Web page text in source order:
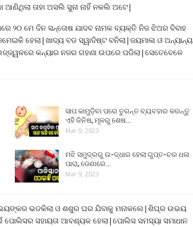
ଆଣିଥିଲା ତାହା ଅସଲି ସୁନା ନାହିଁ ନକଲି ଅଟେ|
୨୦ ମେ ଦିନ ସନ୍ତୋଷ ଯାଦବ ନାମକ ବ୍ୟକ୍ତି ନିଜ ଝିଅର ବିବାହ
ହେଲା|ଖାଦ୍ୟ ବଡ ସ୍ୱାଦିଷ୍ଟ ବନିଲା|ଜୟମାଳା ଓ ଅନ୍ୟାନ୍ୟ
କନ୍ୟାର ନଜର ଗହଣା ଉପରେ ପଡିଲା|ସେତେବେଳେ
ସାପ କାମୁଡ଼ିବା ପରେ ତୁରନ୍ତ ବ୍ୟବହାର କରନ୍ତୁ
ଏହି ଜିନିଷ, ମୂଳରୁ ଶେଷ…
Mar 9, 2023
ମଝି ସମୁଦ୍ରରୁ ଉ-ଦ୍ଧାର ହେଲା ଗୁପ୍ତ-ଚର ଧଳା
ପାରା, ଡେଣାରେ…
Mar 9, 2023
ଭୟଙ୍କର ଭଡକିଲା ଓ ଶଶୁର ଘର ଯିବାକୁ ମନାକଲେ|ଶିଘ୍ର ଉଭୟ
ସହାୟତା ଆବଶ୍ୟକ ହେଲା|ପୋଲିସ ସମସ୍ୟା ସମାଧାନ